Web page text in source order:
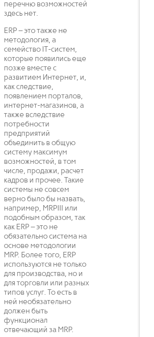
перечню возможностей
здесь нет.
ERP – это также не
методология, а
семейство IT-систем,
которые появились еще
позже вместе с
развитием Интернет, и,
как следствие,
появлением порталов,
интернет-магазинов, а
также вследствие
потребности
предприятий
объединить в общую
систему максимум
возможностей, в том
числе, продажи, расчет
кадров и прочее. Такие
системы не совсем
верно было бы назвать,
например, MRPIII или
подобным образом, так
как ERP – это не
обязательно система на
основе методологии
MRP. Более того, ERP
используются не только
для производства, но и
для торговли или разных
типов услуг. То есть в
ней необязательно
должен быть
функционал
отвечающий за MRP.